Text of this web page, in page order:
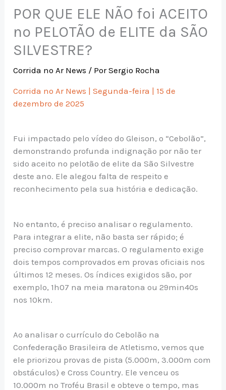
POR QUE ELE NÃO foi ACEITO
no PELOTÃO de ELITE da SÃO
SILVESTRE?
Corrida no Ar News / PorSergio Rocha
Corrida no Ar News | Segunda-feira | 15 de
dezembro de 2025
Fui impactado pelo vídeo do Gleison, o “Cebolão”,
demonstrando profunda indignação por não ter
sido aceito no pelotão de elite da São Silvestre
deste ano. Ele alegou falta de respeito e
reconhecimento pela sua história e dedicação.
No entanto, é preciso analisar o regulamento.
Para integrar a elite, não basta ser rápido; é
preciso comprovar marcas. O regulamento exige
dois tempos comprovados em provas oficiais nos
últimos 12 meses. Os índices exigidos são, por
exemplo, 1h07 na meia maratona ou 29min40s
nos 10km.
Ao analisar o currículo do Cebolão na
Confederação Brasileira de Atletismo, vemos que
ele priorizou provas de pista (5.000m, 3.000m com
obstáculos) e Cross Country. Ele venceu os
10.000m no Troféu Brasil e obteve o tempo, mas